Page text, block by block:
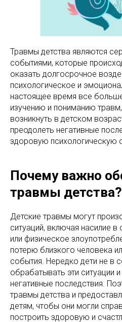
Травмы детства являются
событиями, которые
оказать долгосрочное
психологическое и
настоящее время все
изучению и пониманию
возникнуть в детском
преодолеть негативные
здоровую психологическую
Почему важно
травмы детства?
Детские травмы могут
ситуаций, включая насилие
или физическое
потерю близкого человека
события. Нередко дети не в
обрабатывать эти ситуации
негативные последствия.
травмы детства и
детям, чтобы они могли
построить здоровую и